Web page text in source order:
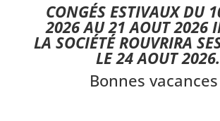
CONGÉS ESTIVAUX DU
2026 AU 21 AOUT 2026
LA SOCIÉTÉ ROUVRIRA
LE 24 AOUT 2026.
Bonnes